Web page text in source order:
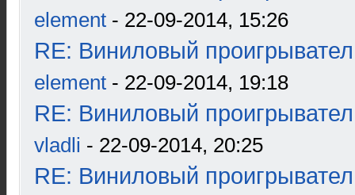
element - 22-09-2014, 15:26
RE: Виниловый
element - 22-09-2014, 19:18
RE: Виниловый
vladli - 22-09-2014, 20:25
RE: Виниловый